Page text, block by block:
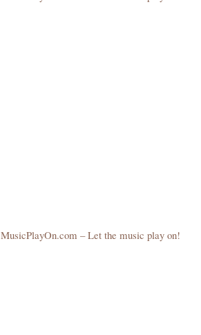
MusicPlayOn.com – Let the music play on!